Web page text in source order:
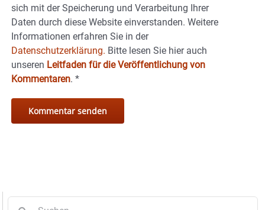
sich mit der Speicherung und Verarbeitung Ihrer
Daten durch diese Website einverstanden. Weitere
Informationen erfahren Sie in der
Datenschutzerklärung. Bitte lesen Sie hier auch
unseren Leitfaden für die Veröffentlichung von
Kommentaren. *